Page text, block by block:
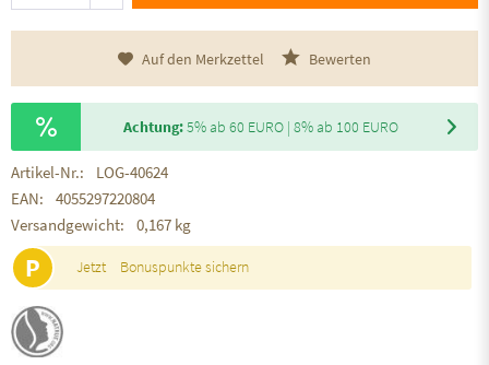
Auf den Merkzettel Bewerten
Achtung:5% ab 60 EURO | 8% ab 100 EURO
Artikel-Nr.:
LOG-40624
EAN:
4055297220804
Versandgewicht:
0,167 kg
P Jetzt Bonuspunkte sichern